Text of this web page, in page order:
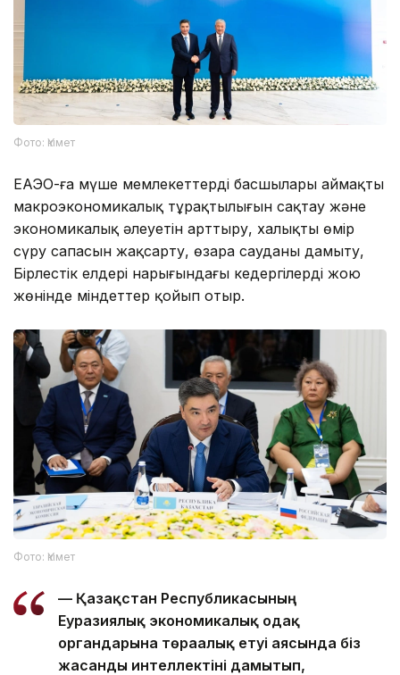
Фото: Үкімет
ЕАЭО-ға мүше мемлекеттердің басшылары аймақтың
макроэкономикалық тұрақтылығын сақтау және
экономикалық әлеуетін арттыру, халықтың өмір
сүру сапасын жақсарту, өзара сауданы дамыту,
Бірлестік елдері нарығындағы кедергілерді жою
жөнінде міндеттер қойып отыр.
Фото: Үкімет
— Қазақстан Республикасының
Еуразиялық экономикалық одақ
органдарына төрағалық етуі аясында біз
жасанды интеллектіні дамытып,